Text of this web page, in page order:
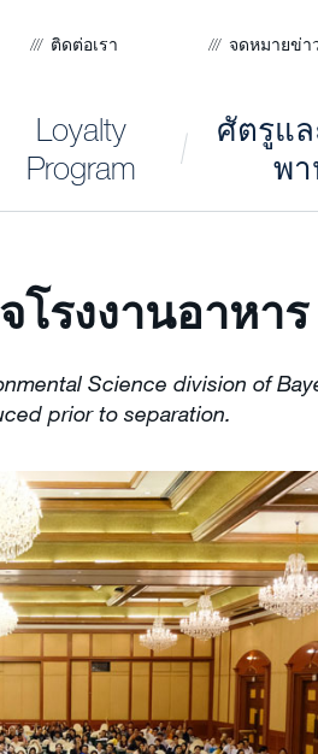
ติดต่อเรา จดหมายข่า
Loyalty
Program
ศัตรูแ
พา
โรงงานอาหาร
Science division of
prior to separation.